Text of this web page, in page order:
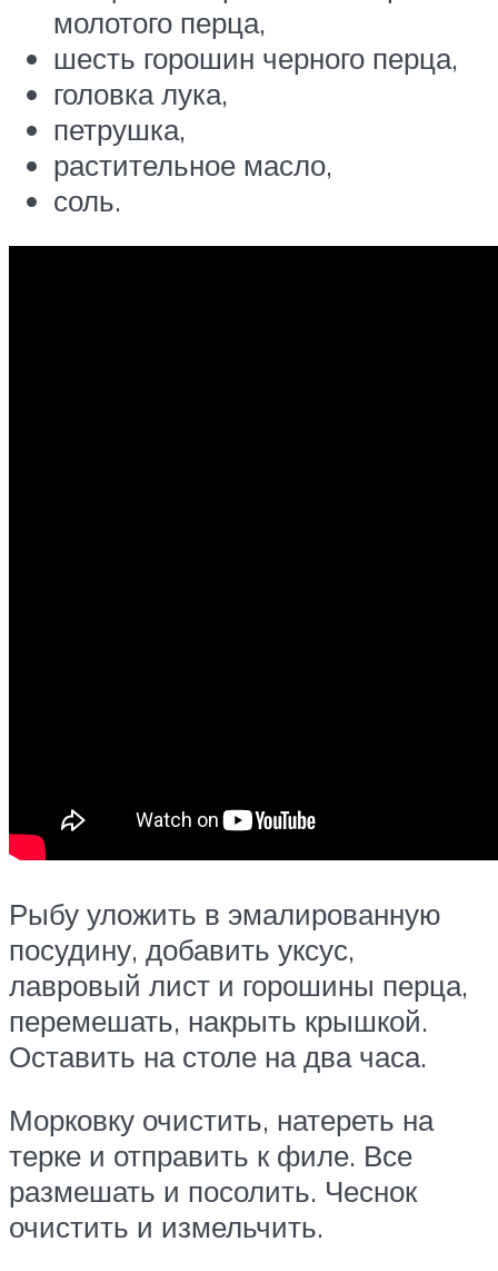
молотого перца,
шесть горошин черного перца,
головка лука,
петрушка,
растительное масло,
соль.
Рыбу уложить в эмалированную
посудину, добавить уксус,
лавровый лист и горошины перца,
перемешать, накрыть крышкой.
Оставить на столе на два часа.
Морковку очистить, натереть на
терке и отправить к филе. Все
размешать и посолить. Чеснок
очистить и измельчить.